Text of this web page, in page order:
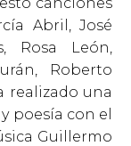
Abril, José
Rosa León,
Roberto
realizado una
poesía con el
Guillermo